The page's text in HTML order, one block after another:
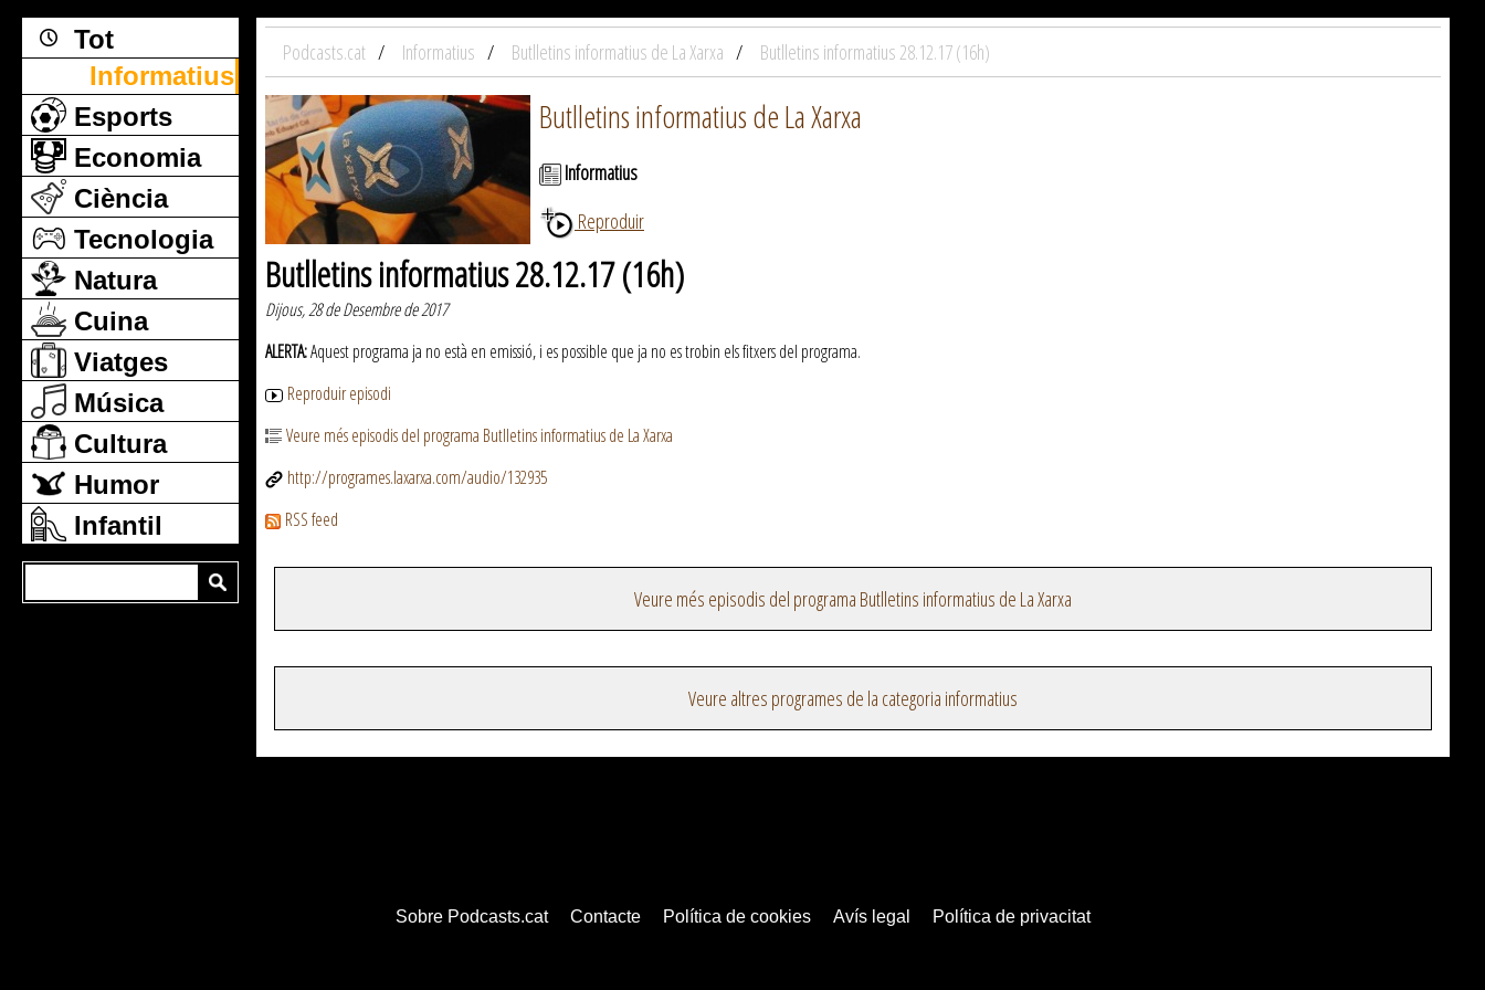
Tot
Informatius
Esports
Economia
Ciència
Tecnologia
Natura
Cuina
Viatges
Música
Cultura
Humor
Infantil
Podcasts.cat Informatius Butlletins informatius de La Xarxa Butlletins informatius 28.12.17 (16h)
Butlletins informatius de La Xarxa
Informatius
Reproduir
Butlletins informatius 28.12.17 (16h)
Dijous, 28 de Desembre de 2017
ALERTA:Aquest programa ja no està en emissió, i es possible que ja no es trobin els fitxers del programa.
Reproduir episodi
Veure més episodis del programa Butlletins informatius de La Xarxa
http://programes.laxarxa.com/audio/132935
RSS feed
Veure més episodis del programa Butlletins informatius de La Xarxa
Veure altres programes de la categoria informatius
Sobre Podcasts.cat Contacte Política de cookies Avís legal Política de privacitat